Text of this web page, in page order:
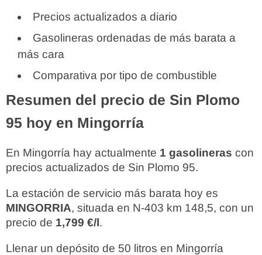
Precios actualizados a diario
Gasolineras ordenadas de más barata a
más cara
Comparativa por tipo de combustible
Resumen del precio de Sin Plomo
95 hoy en Mingorría
En Mingorría hay actualmente 1 gasolineras con
precios actualizados de Sin Plomo 95.
La estación de servicio más barata hoy es
MINGORRIA, situada en N-403 km 148,5, con un
precio de 1,799 €/l.
Llenar un depósito de 50 litros en Mingorría